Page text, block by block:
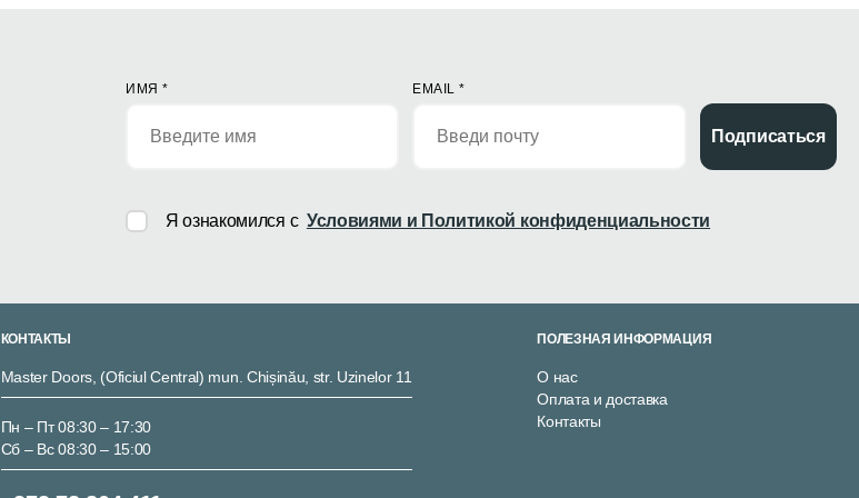
ИМЯ * EMAIL*
Подписаться
Я ознакомился с Условиями и Политикой конфиденциальности
КОНТАКТЫ
Master Doors, (Oficiul Central) mun. Chișinău, str. Uzinelor 11
Пн – Пт 08:30 – 17:30
Сб – Вс 08:30 – 15:00
ПОЛЕЗНАЯ ИНФОРМАЦИЯ
О нас
Оплата и доставка
Контакты